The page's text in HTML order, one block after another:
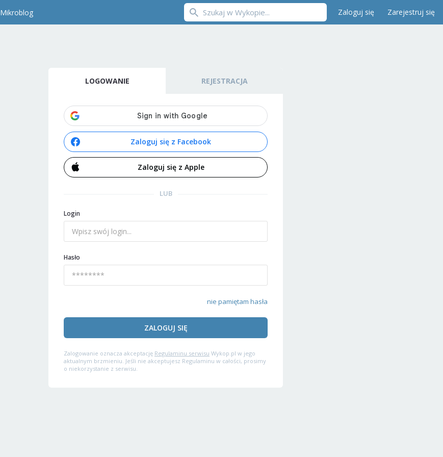
Mikroblog Zaloguj się Zarejestruj się
LOGOWANIE REJESTRACJA
Zaloguj się z Facebook
Zaloguj się z Apple
LUB
Login
Hasło
nie pamiętam hasła
ZALOGUJ SIĘ
Zalogowanie oznacza akceptację Regulaminu serwisu Wykop.pl w jego
aktualnym brzmieniu. Jeśli nie akceptujesz Regulaminu w całości, prosimy
o niekorzystanie z serwisu.